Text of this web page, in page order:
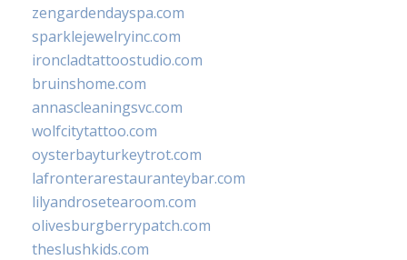
zengardendayspa.com
sparklejewelryinc.com
ironcladtattoostudio.com
bruinshome.com
annascleaningsvc.com
wolfcitytattoo.com
oysterbayturkeytrot.com
lafronterarestauranteybar.com
lilyandrosetearoom.com
olivesburgberrypatch.com
theslushkids.com